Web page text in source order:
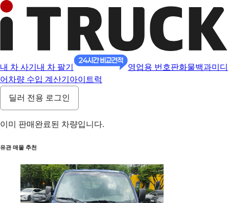
내 차 사기 내 차 팔기 영업용 번호판화물백과미디
어 차량 수입 계산기 아이트럭
딜러 전용 로그인
이미 판매완료된 차량입니다.
유관 매물 추천